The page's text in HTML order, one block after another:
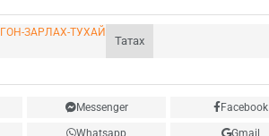
ЗАРЛАХ-ТУХАЙ
Татах
Messenger Facebook
Whatsapp Gmail